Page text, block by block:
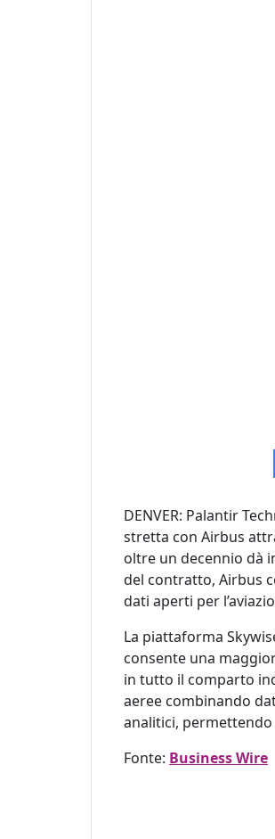
DENVER: Palantir
stretta con Airbus
oltre un decennio dà
del contratto, Airbus
dati aperti per
La piattaforma
consente una
in tutto il comparto
aeree combinando
analitici,
Fonte: Business Wire